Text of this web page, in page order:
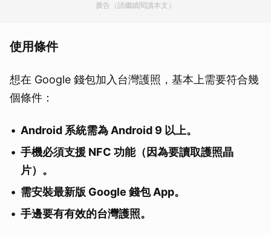
廣告（請繼續閱讀本文）
使用條件
想在 Google 錢包加入台灣護照，基本上需要符合幾
個條件：
Android 系統需為 Android 9 以上。
手機必須支援 NFC 功能（因為要讀取護照晶
片）。
需安裝最新版 Google 錢包 App。
手邊要有有效的台灣護照。